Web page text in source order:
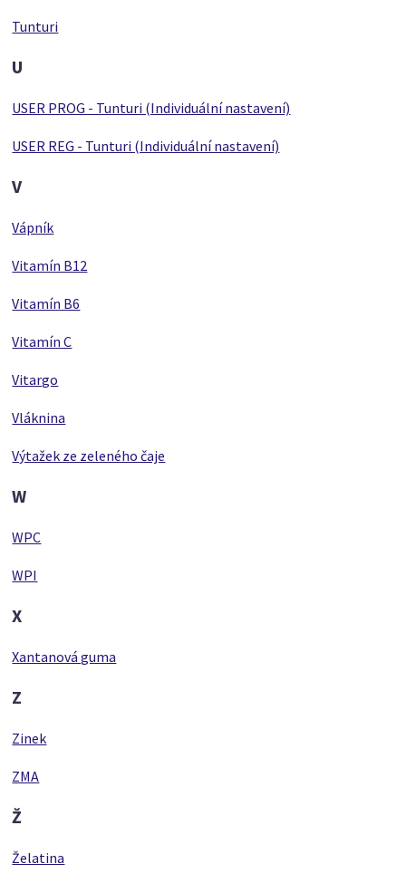
Tunturi
U
USER PROG - Tunturi (Individuální nastavení)
USER REG - Tunturi (Individuální nastavení)
V
Vápník
Vitamín B12
Vitamín B6
Vitamín C
Vitargo
Vláknina
Výtažek ze zeleného čaje
W
WPC
WPI
X
Xantanová guma
Z
Zinek
ZMA
Ž
Želatina